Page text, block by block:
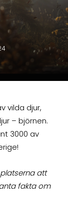
vilda djur,
– björnen.
3000 av
att
fakta om